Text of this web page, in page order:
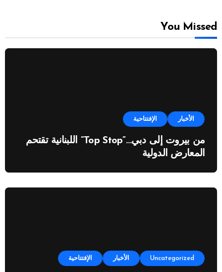
You Missed
الأخبار الإفتتاحية
من بيروت إلى دبي…”Top Stop” اللبنانية تقتحم
المعارض الدولية
Uncategorized الأخبار الإفتتاحية